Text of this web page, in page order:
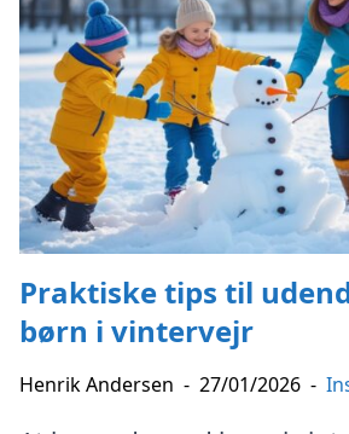
Praktiske tips til
børn i vintervejr
Henrik Andersen - 27/01/2026 -